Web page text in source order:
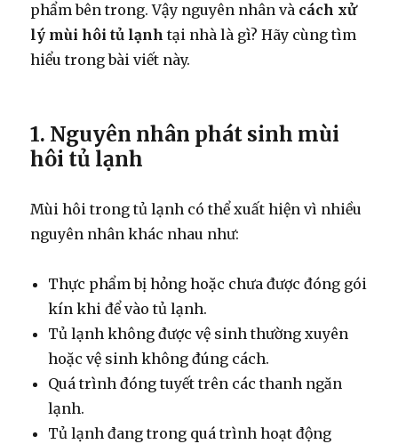
phẩm bên trong. Vậy nguyên nhân và cách xử
lý mùi hôi tủ lạnh tại nhà là gì? Hãy cùng tìm
hiểu trong bài viết này.
1. Nguyên nhân phát sinh mùi
hôi tủ lạnh
Mùi hôi trong tủ lạnh có thể xuất hiện vì nhiều
nguyên nhân khác nhau như:
Thực phẩm bị hỏng hoặc chưa được đóng gói
kín khi để vào tủ lạnh.
Tủ lạnh không được vệ sinh thường xuyên
hoặc vệ sinh không đúng cách.
Quá trình đóng tuyết trên các thanh ngăn
lạnh.
Tủ lạnh đang trong quá trình hoạt động